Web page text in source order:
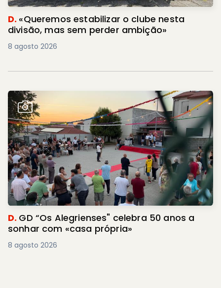
D. «Queremos estabilizar o clube nesta
divisão, mas sem perder ambição»
8 agosto 2026
D. GD “Os Alegrienses" celebra 50 anos a
sonhar com «casa própria»
8 agosto 2026